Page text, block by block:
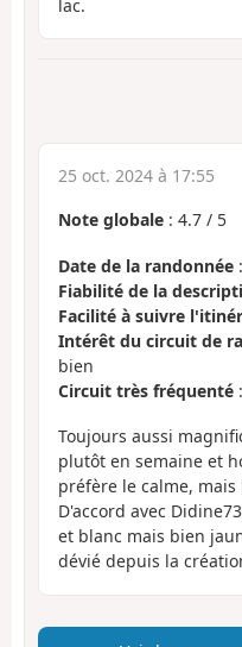
lac.
25 oct. 2024 à 17:55
Note globale : 4.7 / 5
Date de la randonnée
Fiabilité de la
Facilité à suivre
Intérêt du circuit de
bien
Circuit très fréquenté
Toujours aussi
plutôt en semaine et
préfère le calme, mais
D'accord avec
et blanc mais bien
dévié depuis la